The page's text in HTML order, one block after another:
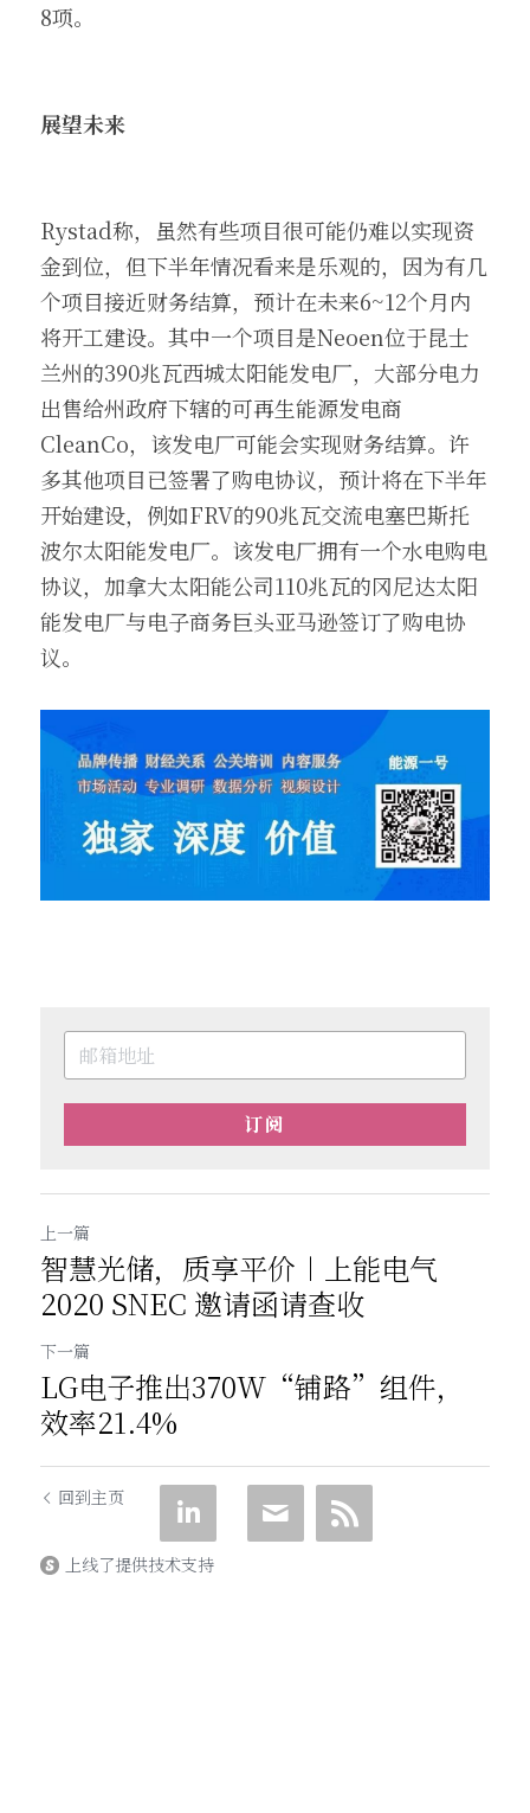
8项。
展望未来
Rystad称，虽然有些项目很可能仍难以实现资
金到位，但下半年情况看来是乐观的，因为有几
个项目接近财务结算，预计在未来6~12个月内
将开工建设。其中一个项目是Neoen位于昆士
兰州的390兆瓦西城太阳能发电厂，大部分电力
出售给州政府下辖的可再生能源发电商
CleanCo，该发电厂可能会实现财务结算。许
多其他项目已签署了购电协议，预计将在下半年
开始建设，例如FRV的90兆瓦交流电塞巴斯托
波尔太阳能发电厂。该发电厂拥有一个水电购电
协议，加拿大太阳能公司110兆瓦的冈尼达太阳
能发电厂与电子商务巨头亚马逊签订了购电协
议。
订阅
上一篇
智慧光储，质享平价︱上能电气
2020 SNEC 邀请函请查收
下一篇
LG电子推出370W“铺路”组件，
效率21.4%
回到主页
上线了提供技术支持